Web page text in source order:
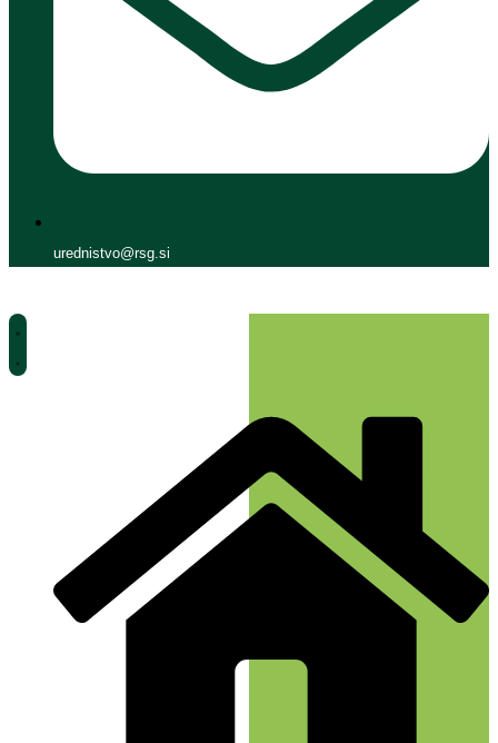
urednistvo@rsg.si